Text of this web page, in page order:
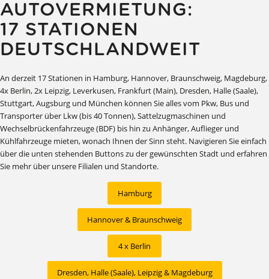
AUTOVERMIETUNG:
17 STATIONEN
DEUTSCHLANDWEIT
An derzeit 17 Stationen in Hamburg, Hannover, Braunschweig, Magdeburg,
4x Berlin, 2x Leipzig, Leverkusen, Frankfurt (Main), Dresden, Halle (Saale),
Stuttgart, Augsburg und München können Sie alles vom Pkw, Bus und
Transporter über Lkw (bis 40 Tonnen), Sattelzugmaschinen und
Wechselbrückenfahrzeuge (BDF) bis hin zu Anhänger, Auflieger und
Kühlfahrzeuge mieten, wonach Ihnen der Sinn steht. Navigieren Sie einfach
über die unten stehenden Buttons zu der gewünschten Stadt und erfahren
Sie mehr über unsere Filialen und Standorte.
Hamburg
Hannover & Braunschweig
4 x Berlin
Dresden, Halle (Saale), Leipzig & Magdeburg